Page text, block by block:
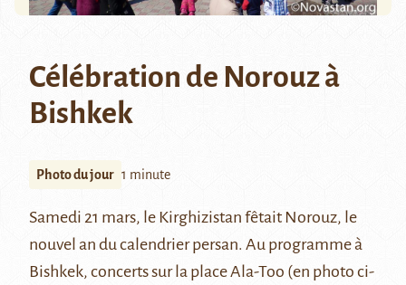
Célébration de Norouz à
Bishkek
Photo du jour 1 minute
Samedi 21 mars, le Kirghizistan fêtait Norouz, le
nouvel an du calendrier persan. Au programme à
Bishkek, concerts sur la place Ala-Too (en photo ci-